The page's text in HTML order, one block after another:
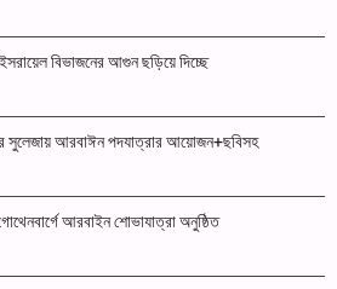
বিভাজনের আগুন ছড়িয়ে দিচ্ছে
সুলেজায় আরবাঈন পদযাত্রার আয়োজন+ছবিসহ
আরবাইন শোভাযাত্রা অনুষ্ঠিত